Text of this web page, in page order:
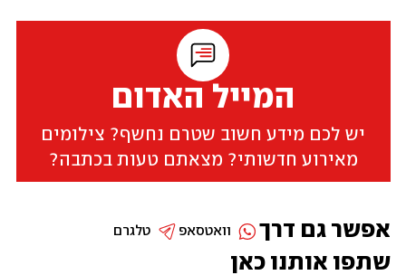
המייל האדום
יש לכם מידע חשוב שטרם נחשף? צילומים
מאירוע חדשותי? מצאתם טעות בכתבה?
שתפו אותנו כאן
אפשר גם דרך טלגרם וואטסאפ